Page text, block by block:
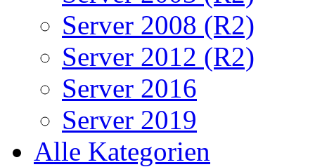
Server 2008 (R2)
Server 2012 (R2)
Server 2016
Server 2019
Alle Kategorien